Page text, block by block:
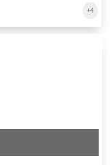
+4